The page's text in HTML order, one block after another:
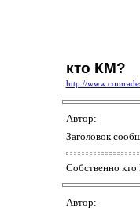
кто КМ?
http://
Автор:
Заголовок
Собственно
Автор: